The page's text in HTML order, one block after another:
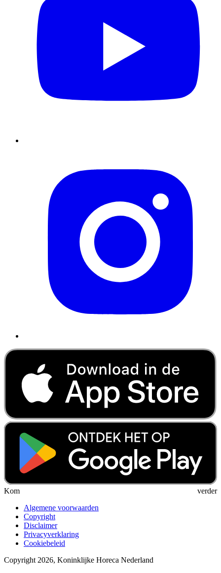
Kom verder
Algemene voorwaarden
Copyright
Disclaimer
Privacyverklaring
Cookiebeleid
Copyright 2026, Koninklijke Horeca Nederland